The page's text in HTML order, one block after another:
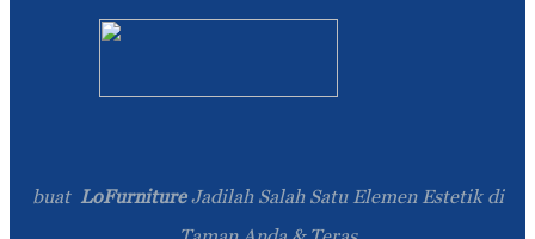
buat LoFurnitureJadilah Salah Satu Elemen Estetik di